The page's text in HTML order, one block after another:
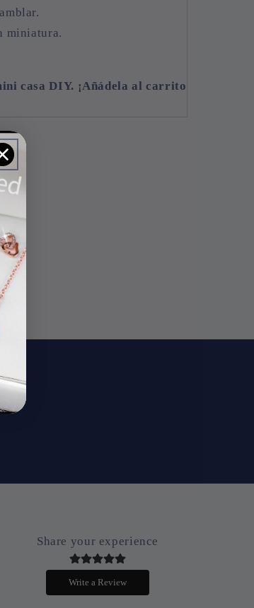
miniatura.
casa DIY. ¡Añádela al carrito
Share your experience
Write a Review